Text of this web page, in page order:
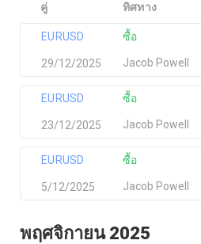
คู่ ทิศทาง
EURUSD
Jacob Powell
ซื้อ
29/12/2025
EURUSD
Jacob Powell
ซื้อ
23/12/2025
EURUSD
Jacob Powell
ซื้อ
5/12/2025
พฤศจิกายน 2025